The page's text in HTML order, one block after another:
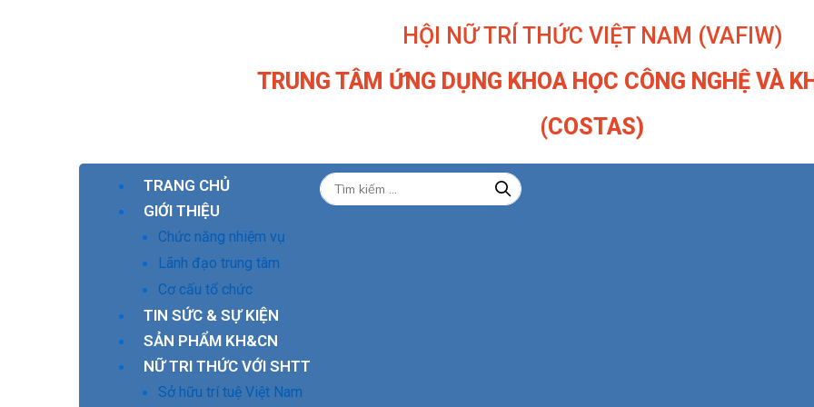
HỘI NỮ TRÍ THỨC VIỆT NAM (VAFIW)
TRUNG TÂM ỨNG DỤNG KHOA HỌC CÔNG NGHỆ VÀ
(COSTAS)
TRANG CHỦ
GIỚI THIỆU
Chức năng nhiệm vụ
Lãnh đạo trung tâm
Cơ cấu tổ chức
TIN SỨC & SỰ KIỆN
SẢN PHẨM KH&CN
NỮ TRI THỨC VỚI SHTT
Sở hữu trí tuệ Việt Nam